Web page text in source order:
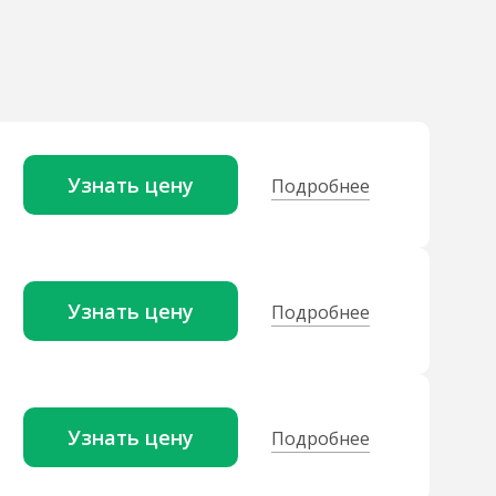
Узнать цену Подробнее
Узнать цену Подробнее
Узнать цену Подробнее